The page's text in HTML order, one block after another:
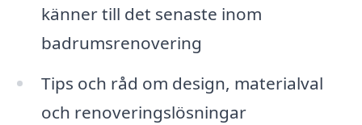
känner till det senaste inom
badrumsrenovering
Tips och råd om design, materialval
och renoveringslösningar